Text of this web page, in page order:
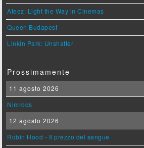
Ateez: Light the Way in Cinemas
Queen Budapest
Linkin Park: Unshatter
Prossimamente
11 agosto 2026
Nimrods
12 agosto 2026
Robin Hood - Il prezzo del sangue